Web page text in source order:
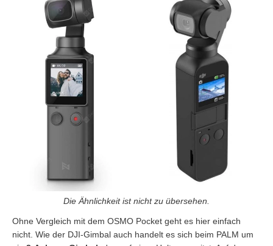
Die Ähnlichkeit ist nicht zu übersehen.
Ohne Vergleich mit dem OSMO Pocket geht es hier einfach
nicht. Wie der DJI-Gimbal auch handelt es sich beim PALM um